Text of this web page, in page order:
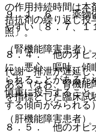
９．１．６． 薬物
やすい〔８．７、１
（腎機能障害患者）
代謝・排泄が遅延し
ある（なお、腎機能
を指標とした臨床試
（肝機能障害患者）
の作用持続時間は本
拮抗剤の繰り返し投
照〕。
８．４． 他のオピ
に、悪心、嘔吐、傾
られることがあるた
慎重に投与すること
する傾向がみられる
８．５． 他のオピ